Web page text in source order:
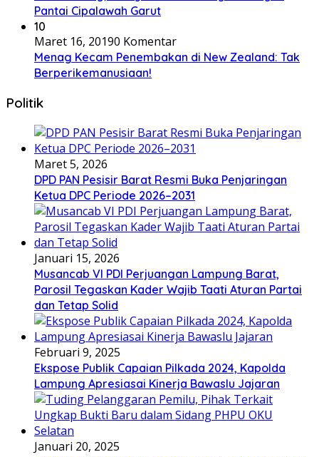
Pantai Cipalawah Garut
10
Maret 16, 20190 Komentar
Menag Kecam Penembakan di New Zealand: Tak
Berperikemanusiaan!
Politik
Maret 5, 2026
DPD PAN Pesisir Barat Resmi Buka Penjaringan
Ketua DPC Periode 2026–2031
Januari 15, 2026
Musancab VI PDI Perjuangan Lampung Barat,
Parosil Tegaskan Kader Wajib Taati Aturan Partai
dan Tetap Solid
Februari 9, 2025
Ekspose Publik Capaian Pilkada 2024, Kapolda
Lampung Apresiasai Kinerja Bawaslu Jajaran
Januari 20, 2025